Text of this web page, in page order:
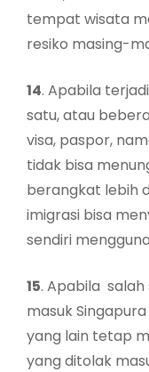
tempat wisata
resiko masing-
14. Apabila
satu, atau
visa, paspor,
tidak bisa
berangkat lebih
imigrasi bisa
sendiri
15. Apabila
masuk
yang lain tetap
yang ditolak